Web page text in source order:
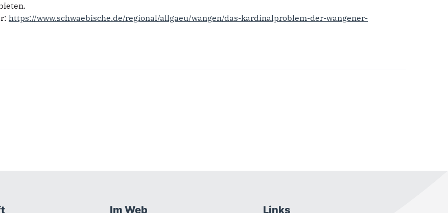
https://www.schwaebische.de/regional/allgaeu/wangen/das-kardinalproblem-der-wangener-
Im Web Links